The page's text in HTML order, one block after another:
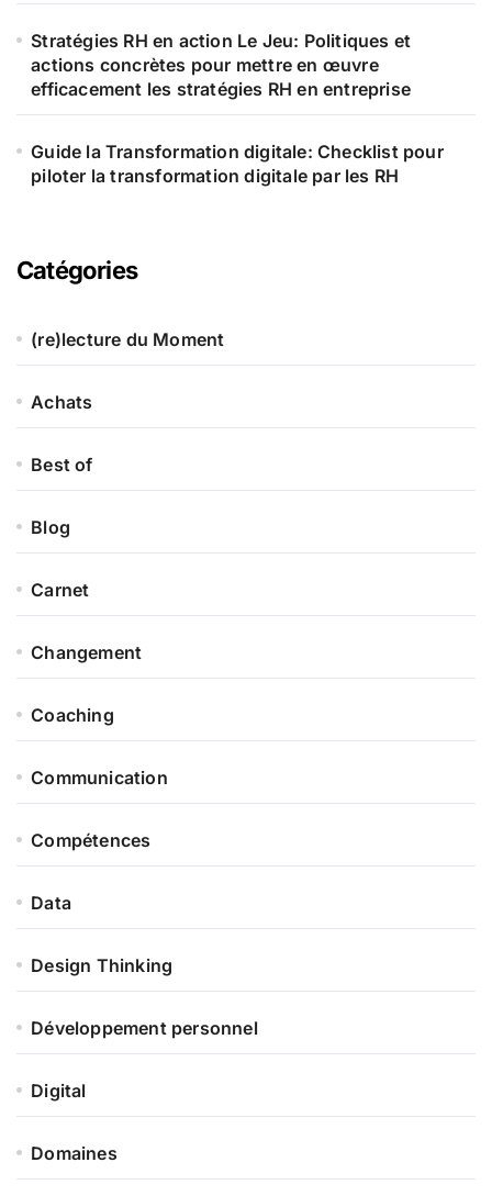
Stratégies RH en action Le Jeu: Politiques et
actions concrètes pour mettre en œuvre
efficacement les stratégies RH en entreprise
Guide la Transformation digitale: Checklist pour
piloter la transformation digitale par les RH
Catégories
(re)lecture du Moment
Achats
Best of
Blog
Carnet
Changement
Coaching
Communication
Compétences
Data
Design Thinking
Développement personnel
Digital
Domaines